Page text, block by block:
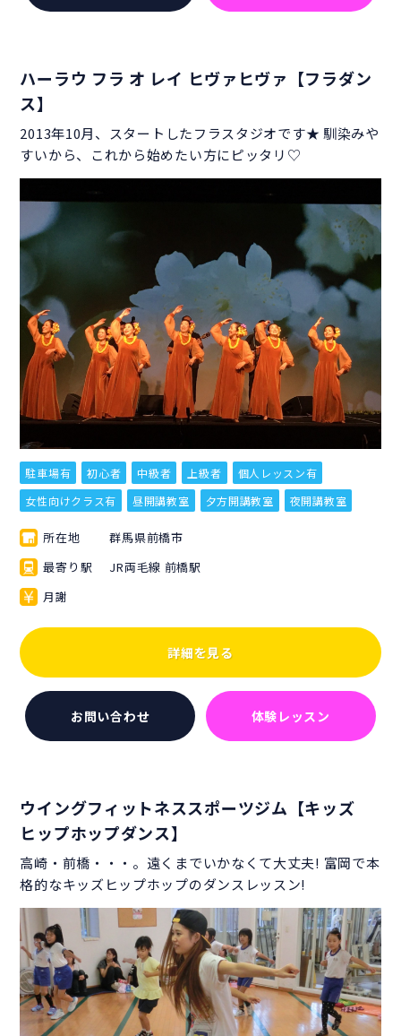
ハーラウ フラ オ レイ ヒヴァヒヴァ【フラダン
ス】
2013年10月、スタートしたフラスタジオです★ 馴染みや
すいから、これから始めたい方にピッタリ♡
駐車場有 初心者 中級者 上級者
個人レッスン有
女性向けクラス有
昼開講教室 夕方開講教室 夜開講教室
所在地
群馬県前橋市
最寄り駅
JR両毛線 前橋駅
月謝
詳細を見る
お問い合わせ 体験レッスン
ウイングフィットネススポーツジム【キッズ
ヒップホップダンス】
高崎・前橋・・・。遠くまでいかなくて大丈夫! 富岡で本
格的なキッズヒップホップのダンスレッスン!